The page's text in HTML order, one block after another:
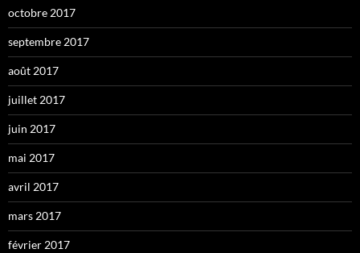
octobre 2017
septembre 2017
août 2017
juillet 2017
juin 2017
mai 2017
avril 2017
mars 2017
février 2017